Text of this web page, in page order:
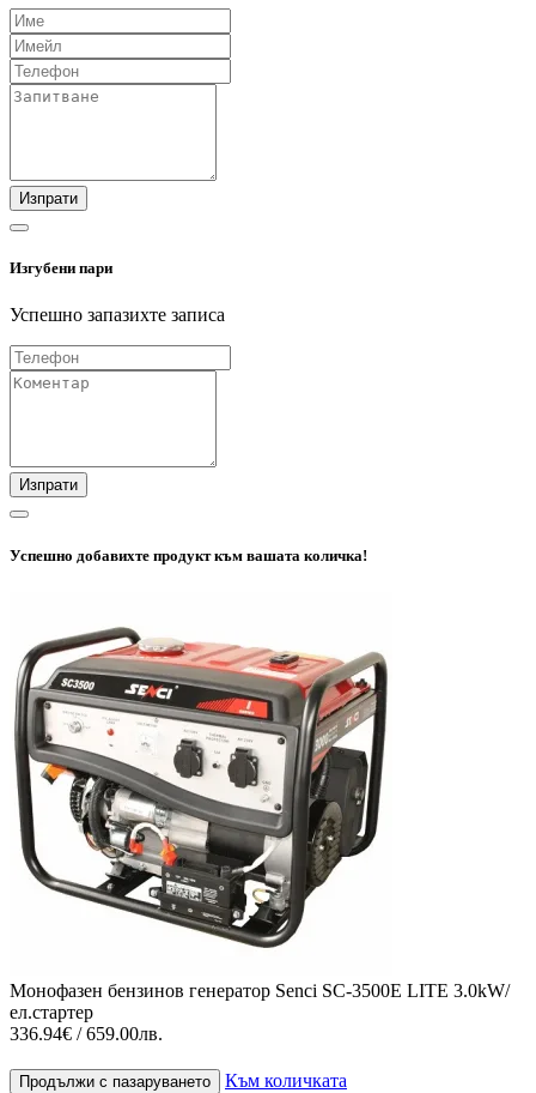
Изпрати
Изгубени пари
Успешно запазихте записа
Изпрати
Успешно добавихте продукт към вашата количка!
Монофазен бензинов генератор Senci SC-3500E LITE 3.0kW/
ел.стартер
336.94€ / 659.00лв.
Продължи с пазаруването Към количката